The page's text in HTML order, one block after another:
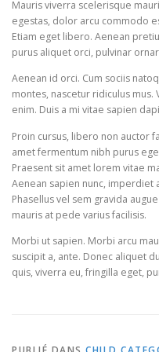
Mauris viverra scelerisque
egestas, dolor arcu commodo
Etiam eget libero. Aenean
purus aliquet orci, pulvinar
Aenean id orci. Cum sociis
montes, nascetur ridiculus mus.
enim. Duis a mi vitae sapien
Proin cursus, libero non auctor
amet fermentum nibh purus
Praesent sit amet lorem vitae
Aenean sapien nunc, imperdiet
Phasellus vel sem gravida
mauris at pede varius facilisis.
Morbi ut sapien. Morbi arcu
suscipit a, ante. Donec aliquet
quis, viverra eu, fringilla eget,